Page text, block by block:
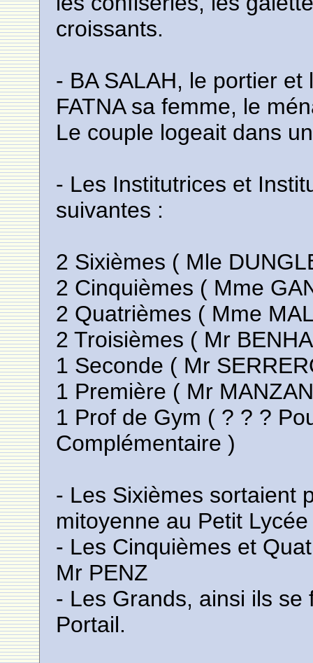
croissants.
- BA SALAH, le portier
FATNA sa femme, le
Le couple logeait dans
- Les Institutrices et
suivantes :
2 Sixièmes ( Mle
2 Cinquièmes ( Mme
2 Quatrièmes ( Mme
2 Troisièmes ( Mr
1 Seconde ( Mr
1 Première ( Mr
1 Prof de Gym ( ? ? ?
Complémentaire )
- Les Sixièmes sortaient
mitoyenne au Petit Lycée
- Les Cinquièmes et
Mr PENZ
- Les Grands, ainsi ils
Portail.